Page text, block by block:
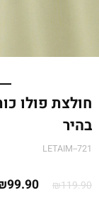
חולצת פולו
בהיר
LETAIM--721
₪119.90
המחיר
99.90